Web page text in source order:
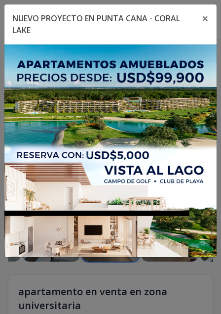
Toggle navigation menu
1/17
apartamento en venta en zona
universitaria
NUEVO PROYECTO EN PUNTA CANA - CORAL
LAKE
×